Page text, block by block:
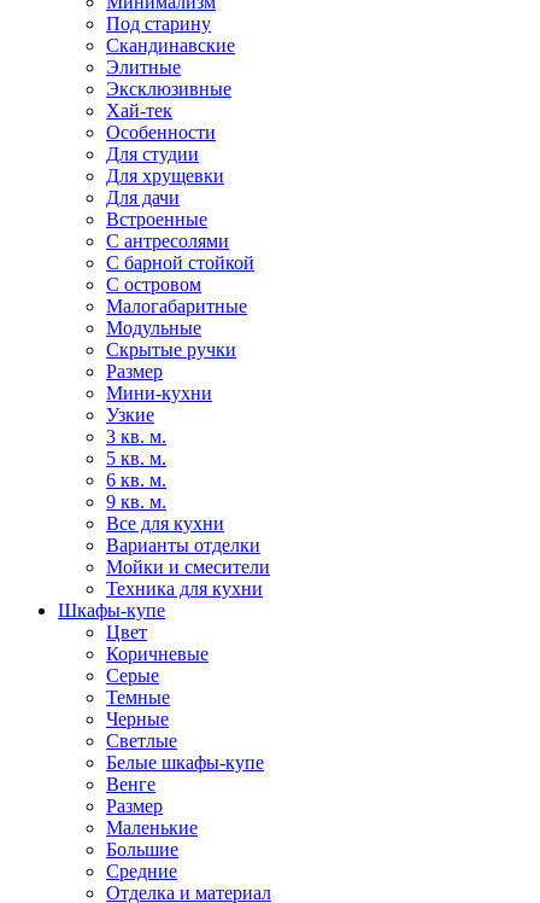
Под старину
Скандинавские
Элитные
Эксклюзивные
Хай-тек
Особенности
Для студии
Для хрущевки
Для дачи
Встроенные
С антресолями
С барной стойкой
С островом
Малогабаритные
Модульные
Скрытые ручки
Размер
Мини-кухни
Узкие
3 кв. м.
5 кв. м.
6 кв. м.
9 кв. м.
Все для кухни
Варианты отделки
Мойки и смесители
Техника для кухни
Шкафы-купе
Цвет
Коричневые
Серые
Темные
Черные
Светлые
Белые шкафы-купе
Венге
Размер
Маленькие
Большие
Средние
Отделка и материал